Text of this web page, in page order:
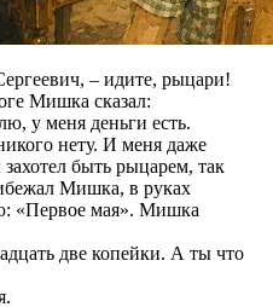
– идите, рыцари!
Мишка сказал:
у меня деньги есть.
нету. И меня даже
быть рыцарем, так
Мишка, в руках
«Первое мая». Мишка
две копейки. А ты что